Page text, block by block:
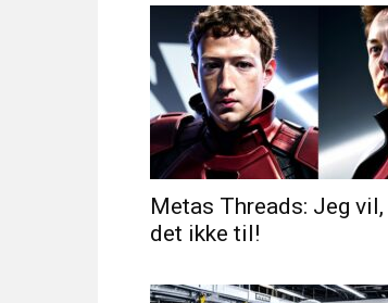
Metas Threads: Jeg
det ikke til!